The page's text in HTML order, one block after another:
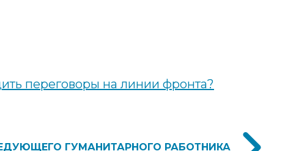
переговоры на линии фронта?
ГУМАНИТАРНОГО РАБОТНИКА